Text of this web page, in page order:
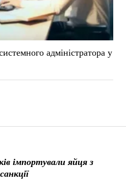
імпортували яйця з
адміністратора у